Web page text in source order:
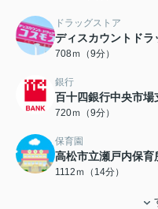
ドラッグストア
ディスカウントド
708ｍ（9分）
銀行
百十四銀行中央市場
720ｍ（9分）
保育園
高松市立瀬戸内保育
1112ｍ（14分）